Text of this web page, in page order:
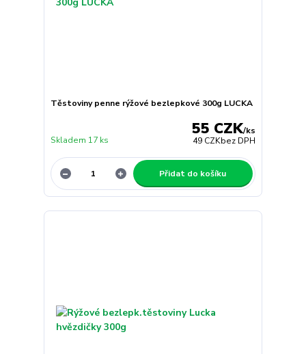
Těstoviny penne rýžové bezlepkové 300g LUCKA
55 CZK/ks
49 CZKbez DPH
Skladem 17 ks
Přidat do košíku